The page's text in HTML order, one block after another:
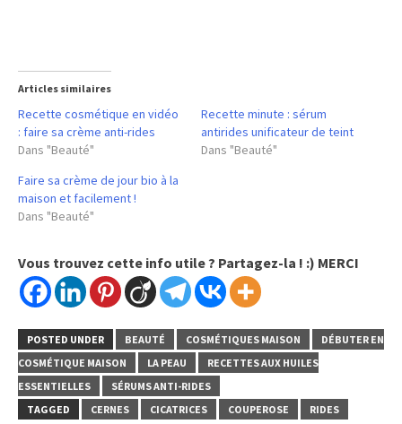
Articles similaires
Recette cosmétique en vidéo
: faire sa crème anti-rides
Dans "Beauté"
Recette minute : sérum
antirides unificateur de teint
Dans "Beauté"
Faire sa crème de jour bio à la
maison et facilement !
Dans "Beauté"
Vous trouvez cette info utile ? Partagez-la ! :) MERCI
POSTED UNDER BEAUTÉ COSMÉTIQUES MAISON
DÉBUTER EN
COSMÉTIQUE MAISON
LA PEAU
RECETTES AUX HUILES
ESSENTIELLES
SÉRUMS ANTI-RIDES
TAGGED
CERNES CICATRICES COUPEROSE RIDES